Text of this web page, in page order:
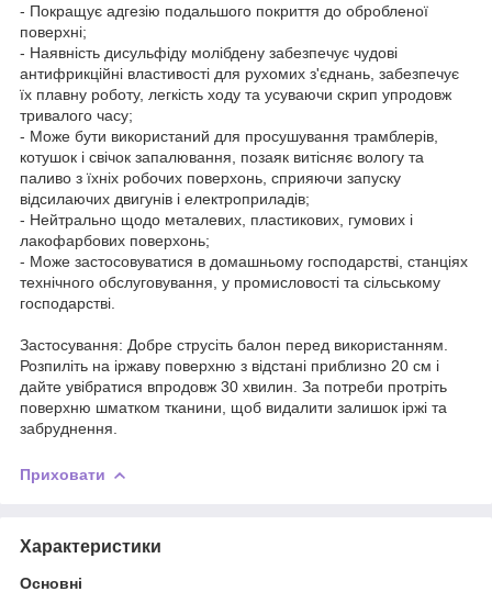
- Покращує адгезію подальшого покриття до обробленої
поверхні;
- Наявність дисульфіду молібдену забезпечує чудові
антифрикційні властивості для рухомих з'єднань, забезпечує
їх плавну роботу, легкість ходу та усуваючи скрип упродовж
тривалого часу;
- Може бути використаний для просушування трамблерів,
котушок і свічок запалювання, позаяк витісняє вологу та
паливо з їхніх робочих поверхонь, сприяючи запуску
відсилаючих двигунів і електроприладів;
- Нейтрально щодо металевих, пластикових, гумових і
лакофарбових поверхонь;
- Може застосовуватися в домашньому господарстві, станціях
технічного обслуговування, у промисловості та сільському
господарстві.
Застосування: Добре струсіть балон перед використанням.
Розпиліть на іржаву поверхню з відстані приблизно 20 см і
дайте увібратися впродовж 30 хвилин. За потреби протріть
поверхню шматком тканини, щоб видалити залишок іржі та
забруднення.
Приховати
Характеристики
Основні